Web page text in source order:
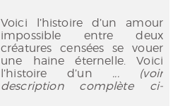
Voici l’histoire d’un amour
impossible entre deux
créatures censées se vouer
une haine éternelle. Voici
l’histoire d’un ... (voir
description complète ci-